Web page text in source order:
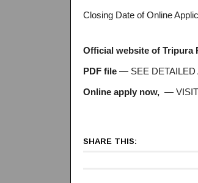
Closing Date of Online
Official website of Tripura
PDF file— SEE DETAILED
Online apply now,— VISIT
SHARE THIS: